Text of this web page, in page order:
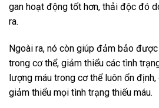
gan hoạt động tốt hơn, thải độc đó
ra.
Ngoài ra, nó còn giúp đảm bảo
trong cơ thể, giảm thiểu các tình
lượng máu trong cơ thể luôn ổn
giảm thiểu mọi tình trạng thiếu máu.